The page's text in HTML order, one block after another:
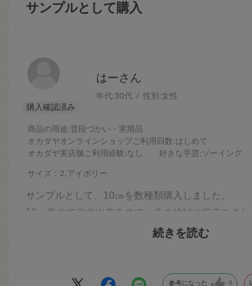
はーさん
年代:30代 性別:女性
商品の用途:普段づかい・実用品
オカダヤオンラインショップご利用回数:はじめて
オカダヤ実店舗ご利用経験:なし 好きな手芸:ソーイング
サイズ：2.アイボリー
サンプルとして購入
サンプルとして、10㎝を数種類購入しました。
10㎝単位で注文出来るので、色の検討に役立ちまし
また、生地にカラー名の札を付けてくださっている
続きを読む
参考になった 0